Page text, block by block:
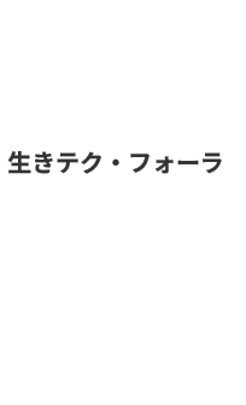
生きテク・フォーラ